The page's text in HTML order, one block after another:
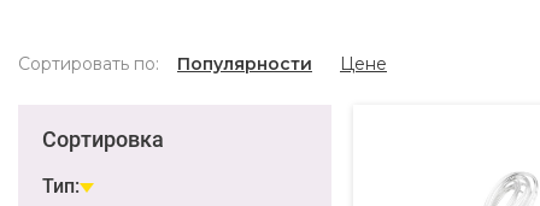
Сортировать по: Популярности Цене
Сортировка
Тип: